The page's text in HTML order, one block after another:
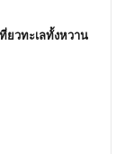
ยวทะเลทั้งหวาน